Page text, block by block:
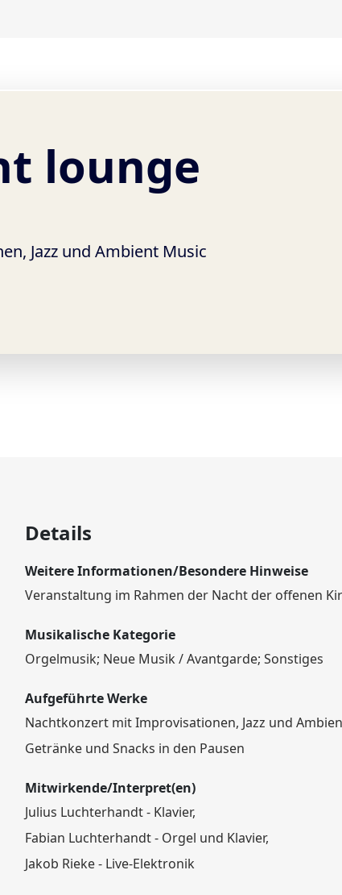
lounge
Jazz und Ambient Music
Details
Weitere Informationen/Besondere Hinweise
Veranstaltung im Rahmen der Nacht der offenen
Musikalische Kategorie
Orgelmusik; Neue Musik / Avantgarde; Sonstiges
Aufgeführte Werke
Nachtkonzert mit Improvisationen, Jazz und
Getränke und Snacks in den Pausen
Mitwirkende/Interpret(en)
Julius Luchterhandt - Klavier,
Fabian Luchterhandt - Orgel und Klavier,
Jakob Rieke - Live-Elektronik